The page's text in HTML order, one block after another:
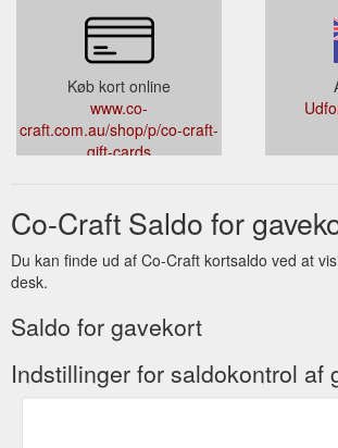
Køb kort online
www.co-
craft.com.au/shop/p/co-craft-
gift-cards
Co-Craft Saldo for
Du kan finde ud af Co-Craft kortsaldo ved at
desk.
Saldo for gavekort
Indstillinger for saldokontrol af